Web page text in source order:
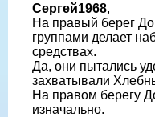
Сергей1968,
На правый берег
группами делает
средствах.
Да, они пытались
захватывали
На правом берегу
изначально.